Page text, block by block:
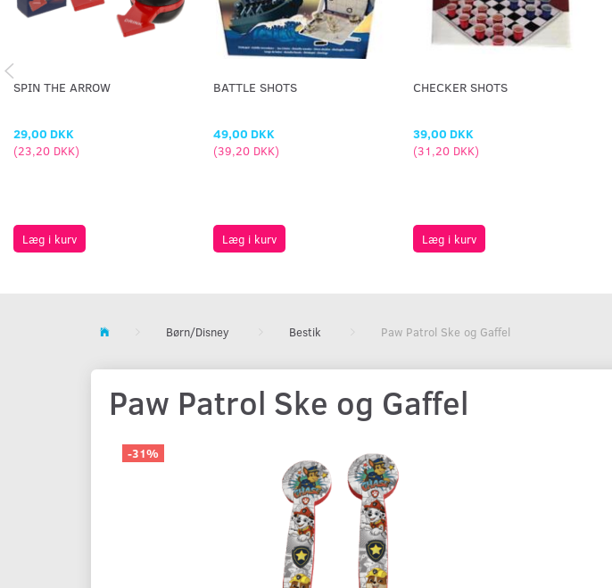
SPIN THE ARROW
29,00 DKK
(23,20 DKK)
Læg i kurv
BATTLE SHOTS
49,00 DKK
(39,20 DKK)
Læg i kurv
CHECKER SHOTS
39,00 DKK
(31,20 DKK)
Læg i kurv
Børn/Disney Bestik Paw Patrol Ske og Gaffel
Paw Patrol Ske og Gaffel
-31%